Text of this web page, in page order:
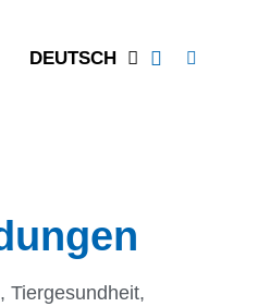
DEUTSCH
, Tiergesundheit,